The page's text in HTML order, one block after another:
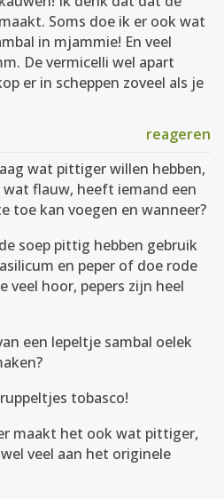
Soms doe ik er ook wat
in mjammie! En veel
De vermicelli wel apart
er in scheppen zoveel als je
reageren
wat pittiger willen hebben,
flauw, heeft iemand een
toe kan voegen en wanneer?
soep pittig hebben gebruik
en peper of doe rode
veel hoor, pepers zijn heel
een lepeltje sambal oelek
tobasco!
maakt het ook wat pittiger,
veel aan het originele